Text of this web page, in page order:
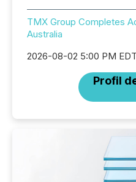
TMX Group Completes
Australia
2026-08-02 5:00 PM EDT
Profil